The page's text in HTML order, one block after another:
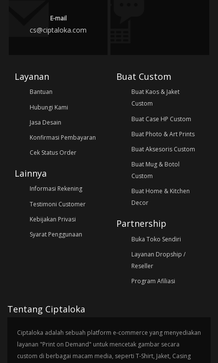
E-mail
cs@ciptaloka.com
Layanan
Bantuan
Hubungi Kami
Jasa Desain
Konfirmasi Pembayaran
Cek Status Order
Lainnya
Informasi Rekening
Testimoni Customer
Kebijakan Privasi
Syarat Penggunaan
Buat Custom
Buat Kaos & Jaket
Custom
Buat Case HP Custom
Buat Photo & Art Prints
Buat Aksesoris Custom
Buat Mug & Botol
Custom
Buat Home & Kitchen
Decor
Partnership
Buka Toko Sendiri
Layanan Dropship /
Reseller
Program Afiliasi
Tentang Ciptaloka
Ciptaloka adalah sebuah platform e-commerce yang menyediakan
layanan "Print on Demand" untuk mencetak gambar secara
custom di berbagai macam media, seperti T-Shirt, Jaket, Casing